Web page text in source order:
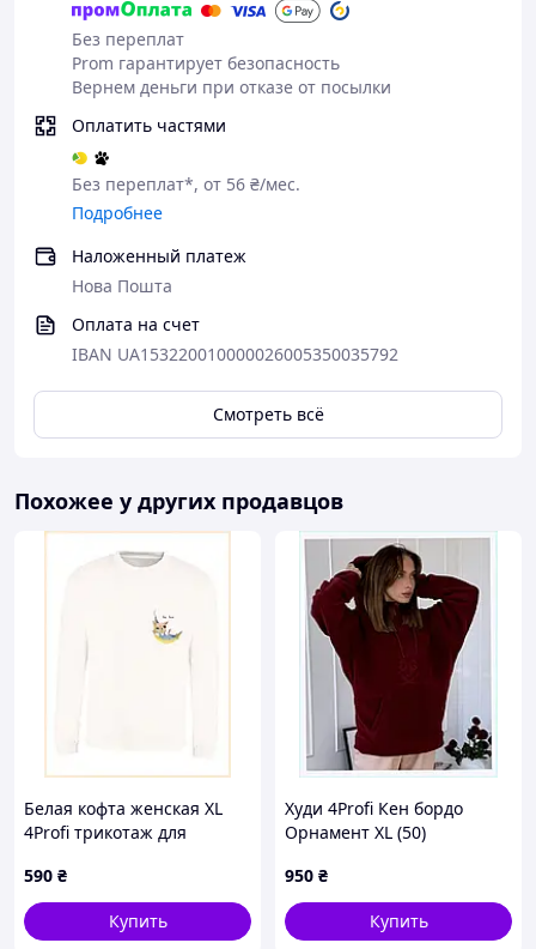
Без переплат
Prom гарантирует безопасность
Вернем деньги при отказе от посылки
Оплатить частями
Без переплат*, от 56 ₴/мес.
Подробнее
Наложенный платеж
Нова Пошта
Оплата на счет
IBAN UA153220010000026005350035792
Смотреть всё
Похожее у других продавцов
Белая кофта женская XL
4Profi трикотаж для
590 ₴
Купить
Худи 4Profi Кен бордо
Орнамент XL (50)
950 ₴
Купить